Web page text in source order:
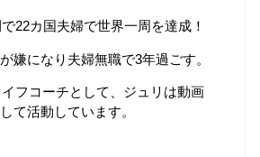
22カ国夫婦で世界一周を達成！
嫌になり夫婦無職で3年過ごす。
フコーチとして、ジュリは動画
て活動しています。